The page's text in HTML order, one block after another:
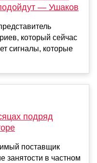
— Ушаков
который сейчас
сигналы, которые
подряд
поставщик
занятости в частном